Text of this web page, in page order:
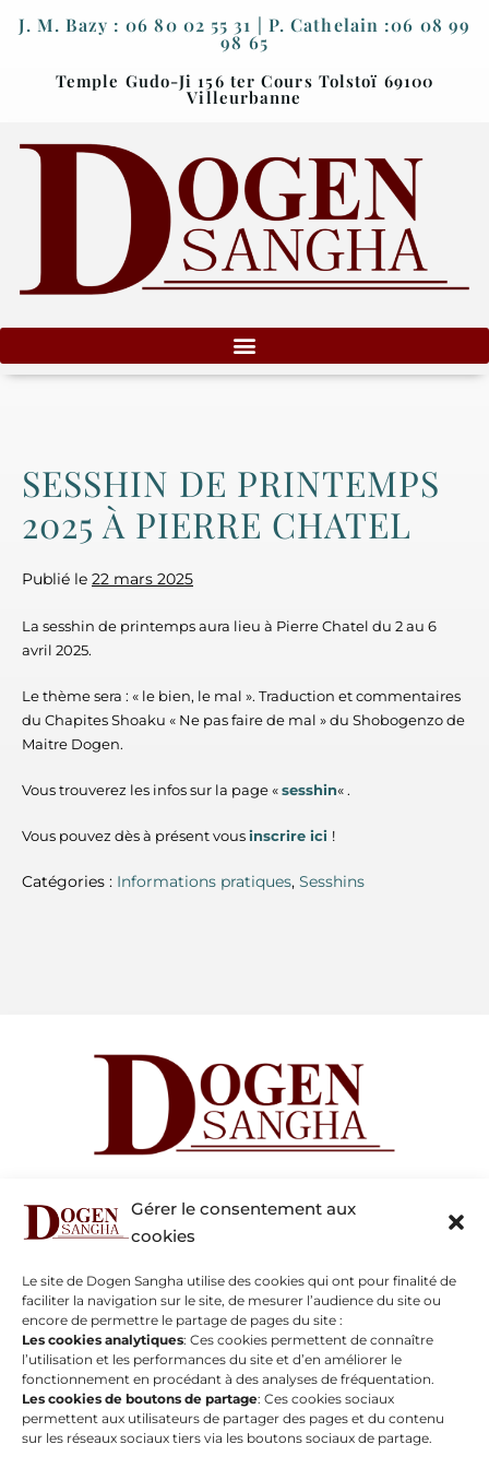
Gérer le consentement aux
cookies
Le site de Dogen Sangha utilise des cookies qui ont pour finalité de
faciliter la navigation sur le site, de mesurer l’audience du site ou
encore de permettre le partage de pages du site :
Les cookies analytiques: Ces cookies permettent de connaître
l’utilisation et les performances du site et d’en améliorer le
fonctionnement en procédant à des analyses de fréquentation.
Les cookies de boutons de partage: Ces cookies sociaux
permettent aux utilisateurs de partager des pages et du contenu
sur les réseaux sociaux tiers via les boutons sociaux de partage.
J. M. Bazy : 06 80 02 55 31 | P. Cathelain :06 08 99
98 65
Temple Gudo-Ji 156 ter Cours Tolstoï 69100
Villeurbanne
SESSHIN DE PRINTEMPS
2025 À PIERRE CHATEL
Publié le 22 mars 2025
La sesshin de printemps aura lieu à Pierre Chatel du 2 au 6
avril 2025.
Le thème sera : « le bien, le mal ». Traduction et commentaires
du Chapites Shoaku « Ne pas faire de mal » du Shobogenzo de
Maitre Dogen.
Vous trouverez les infos sur la page «sesshin« .
Vous pouvez dès à présent vousinscrire ici !
Catégories : Informations pratiques, Sesshins
dogensanghatemplezengudoji156
@gmail.com
Tel : 06 80 02 55 31
Pierre Cathelain
webmaster@dogensangha.fr
Tél : 06 08 99 98 65
Les activités
Informations pratiques
Évènements